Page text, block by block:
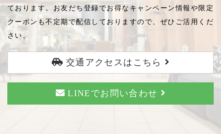
ております。お友だち登録でお得なキャンペーン情報や限定
クーポンも不定期で配信しておりますので、ぜひご活用くだ
さい。
交通アクセスはこちら
LINEでお問い合わせ